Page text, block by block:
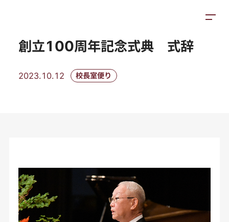
創立100周年記念式典 式辞
2023.10.12 校長室便り